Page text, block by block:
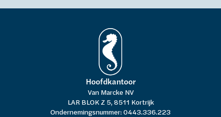
Hoofdkantoor
Van Marcke NV
LAR BLOK Z 5, 8511 Kortrijk
Ondernemingsnummer: 0443.336.223